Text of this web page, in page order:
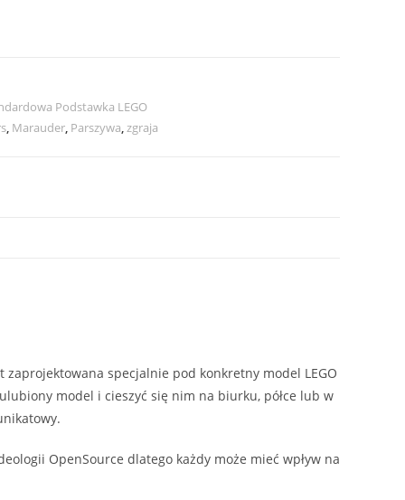
Podstawka LEGO
, Marauder, Parszywa,zgraja
specjalnie pod konkretny model LEGO
model i cieszyć się nim na biurku, półce lub w
OpenSource dlatego każdy może mieć wpływ na